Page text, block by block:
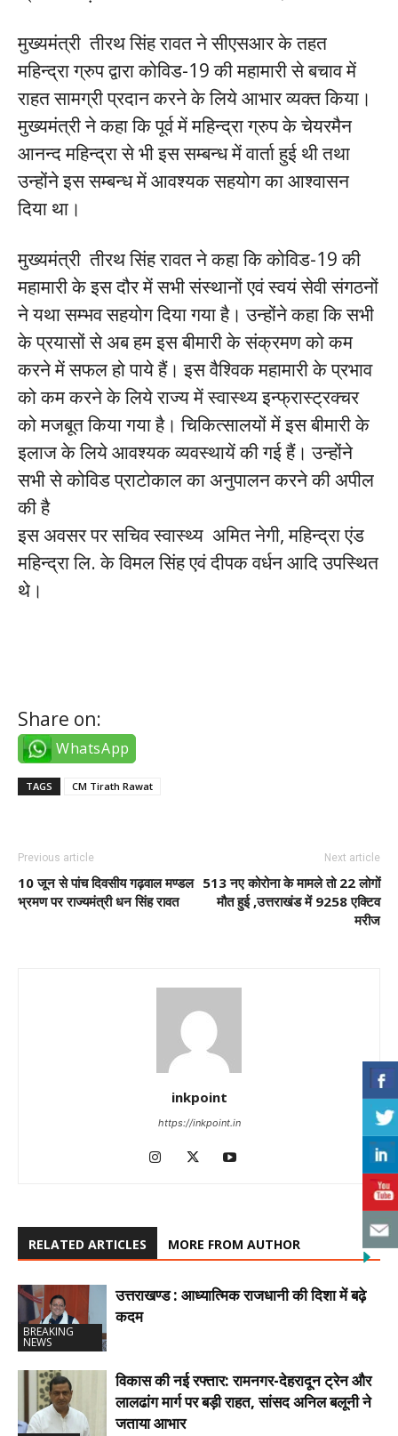
मुख्यमंत्री तीरथ सिंह रावत ने सीएसआर के तहत
महिन्द्रा ग्रुप द्वारा कोविड-19 की महामारी से बचाव में
राहत सामग्री प्रदान करने के लिये आभार व्यक्त किया।
मुख्यमंत्री ने कहा कि पूर्व में महिन्द्रा ग्रुप के चेयरमैन
आनन्द महिन्द्रा से भी इस सम्बन्ध में वार्ता हुई थी तथा
उन्होंने इस सम्बन्ध में आवश्यक सहयोग का आश्वासन
दिया था।
मुख्यमंत्री तीरथ सिंह रावत ने कहा कि कोविड-19 की
महामारी के इस दौर में सभी संस्थानों एवं स्वयं सेवी संगठनों
ने यथा सम्भव सहयोग दिया गया है। उन्होंने कहा कि सभी
के प्रयासों से अब हम इस बीमारी के संक्रमण को कम
करने में सफल हो पाये हैं। इस वैश्विक महामारी के प्रभाव
को कम करने के लिये राज्य में स्वास्थ्य इन्फ्रास्ट्रक्चर
को मजबूत किया गया है। चिकित्सालयों में इस बीमारी के
इलाज के लिये आवश्यक व्यवस्थायें की गई हैं। उन्होंने
सभी से कोविड प्राटोकाल का अनुपालन करने की अपील
की है
इस अवसर पर सचिव स्वास्थ्य अमित नेगी, महिन्द्रा एंड
महिन्द्रा लि. के विमल सिंह एवं दीपक वर्धन आदि उपस्थित
थे।
Share on:
WhatsApp
TAGS CM Tirath Rawat
Previous article
10 जून से पांच दिवसीय गढ़वाल मण्डल
भ्रमण पर राज्यमंत्री धन सिंह रावत
Next article
513 नए कोरोना के मामले तो 22 लोगों
मौत हुई ,उत्तराखंड में 9258 एक्टिव
मरीज
inkpoint
https://inkpoint.in
RELATED ARTICLES MORE FROM AUTHOR
BREAKING
NEWS
उत्तराखण्ड : आध्यात्मिक राजधानी की दिशा में बढ़े
कदम
विकास की नई रफ्तार: रामनगर-देहरादून ट्रेन और
लालढांग मार्ग पर बड़ी राहत, सांसद अनिल बलूनी ने
जताया आभार